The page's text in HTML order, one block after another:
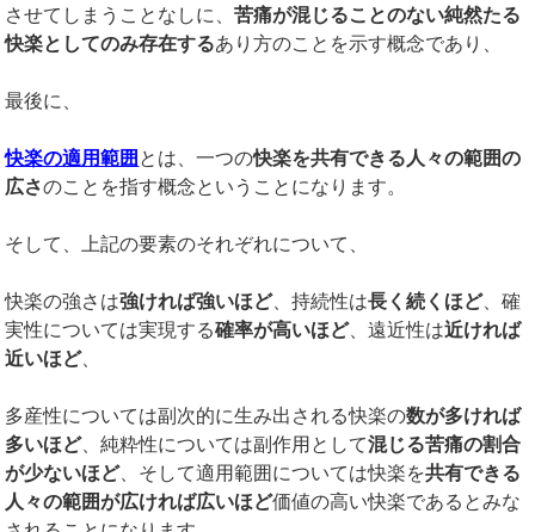
させてしまうことなしに、苦痛が混じることのない純然たる
快楽としてのみ存在するあり方のことを示す概念であり、
最後に、
快楽の適用範囲 とは、一つの快楽を共有できる人々の範囲の
広さのことを指す概念ということになります。
そして、上記の要素のそれぞれについて、
快楽の強さは強ければ強いほど、持続性は長く続くほど、確
実性については実現する確率が高いほど、遠近性は近ければ
近いほど、
多産性については副次的に生み出される快楽の数が多ければ
多いほど、純粋性については副作用として混じる苦痛の割合
が少ないほど、そして適用範囲については快楽を共有できる
人々の範囲が広ければ広いほど価値の高い快楽であるとみな